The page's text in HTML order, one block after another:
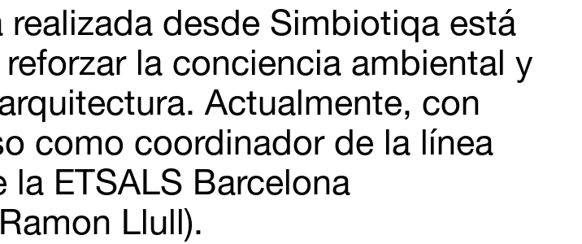
realizada desde Simbiotiqa está
la conciencia ambiental y
Actualmente, con
como coordinador de la línea
la ETSALS Barcelona
Llull).